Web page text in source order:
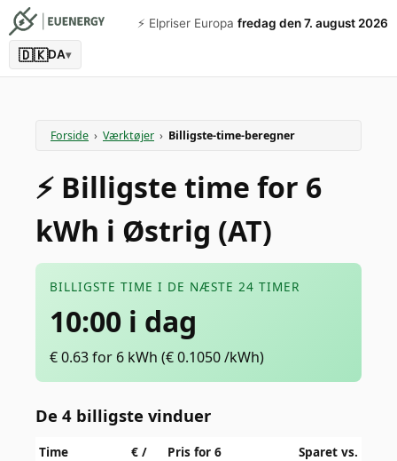
⚡️ Elpriser Europa fredag den 7. august 2026
🇩🇰DA▾
Forside › Værktøjer › Billigste-time-beregner
⚡️ Billigste time for 6
kWh i Østrig (AT)
BILLIGSTE TIME I DE NÆSTE 24 TIMER
10:00 i dag
€0.63for 6 kWh (€0.1050/kWh)
De 4 billigste vinduer
Time
€ /
Pris for 6
Sparet vs.